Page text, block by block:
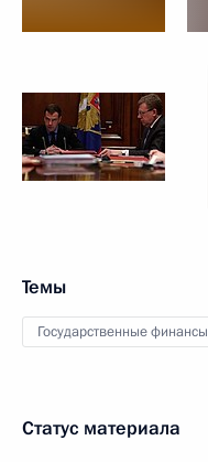
Темы
Государственные финансы
Статус материала